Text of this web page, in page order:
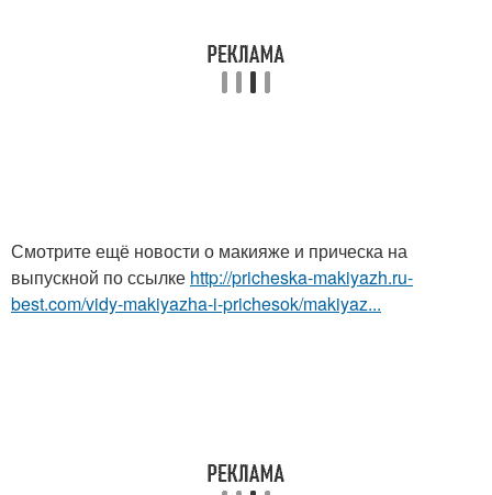
Смотрите ещё новости о макияже и прическа на
выпускной по ссылке http://pricheska-makiyazh.ru-
best.com/vidy-makiyazha-i-prichesok/makiyaz...